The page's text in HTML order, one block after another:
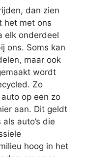
dan zien
het met ons
elk onderdeel
ons. Soms kan
maar ook
wordt
Zo
op een zo
aan. Dit geldt
auto’s die
hoog in het